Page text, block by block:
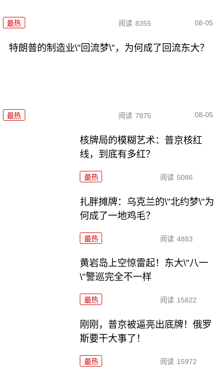
最热 阅读 8355 08-05
特朗普的制造业\"回流梦\"，为何成了回流东大？
最热 阅读 7875 08-05
核牌局的模糊艺术：普京核红
线，到底有多红？
最热 阅读 5086
扎胖摊牌：乌克兰的\"北约梦\"为
何成了一地鸡毛？
最热 阅读 4883
黄岩岛上空惊雷起！东大\"八一
\"警巡完全不一样
最热 阅读 15822
刚刚，普京被逼亮出底牌！俄罗
斯要干大事了！
最热 阅读 15972